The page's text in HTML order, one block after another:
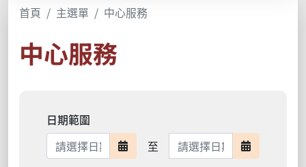
首頁 主選單 中心服務
中心服務
日期範圍
日期範圍開始
至 日期範圍結束 日期範圍